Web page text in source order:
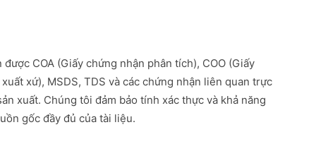
được COA (Giấy chứng nhận phân tích), COO (Giấy
xứ), MSDS, TDS và các chứng nhận liên quan trực
xuất. Chúng tôi đảm bảo tính xác thực và khả năng
gốc đầy đủ của tài liệu.